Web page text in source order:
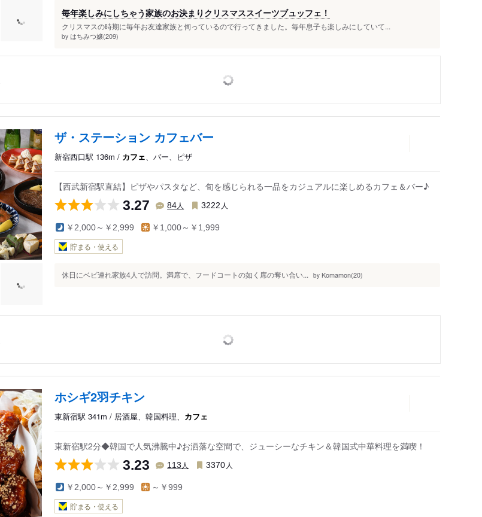
毎年楽しみにしちゃう家族のお決まりクリスマススイーツブュッフェ！
クリスマスの時期に毎年お友達家族と伺っているので行ってきました。毎年息子も楽しみにしていて...
by はちみつ嬢(209)
ザ・ステーション カフェバー
新宿西口駅 136m / カフェ、バー、ピザ
【西武新宿駅直結】ピザやパスタなど、旬を感じられる一品をカジュアルに楽しめるカフェ＆バー♪
3.27 84人 3222 人
￥2,000～￥2,999 ￥1,000～￥1,999
貯まる・使える
休日にベビ連れ家族4人で訪問。満席で、フードコートの如く席の奪い合い... by Komamon(20)
ホシギ2羽チキン
東新宿駅 341m / 居酒屋、韓国料理、 カフェ
東新宿駅2分◆韓国で人気沸騰中♪お洒落な空間で、ジューシーなチキン＆韓国式中華料理を満喫！
3.23 113 人 3370 人
￥2,000～￥2,999 ～￥999
貯まる・使える